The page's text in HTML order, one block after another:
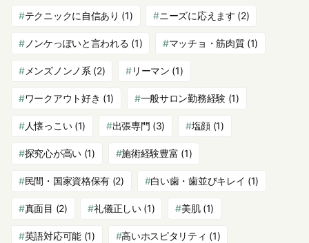
テクニックに自信あり (1) ニーズに応えます (2)
ノンケっぽいと言われる (1) マッチョ・筋肉質(1)
メンズノンノ系 (2) リーマン (1)
ワークアウト好き (1) 一般サロン勤務経験(1)
人懐っこい(1) 出張専門 (3) 塩顔 (1)
探究心が高い(1) 施術経験豊富 (1)
民間・国家資格保有 (2) 白い歯・歯並びキレイ (1)
真面目 (2) 礼儀正しい(1) 美肌(1)
英語対応可能(1) 高いホスピタリティ (1)